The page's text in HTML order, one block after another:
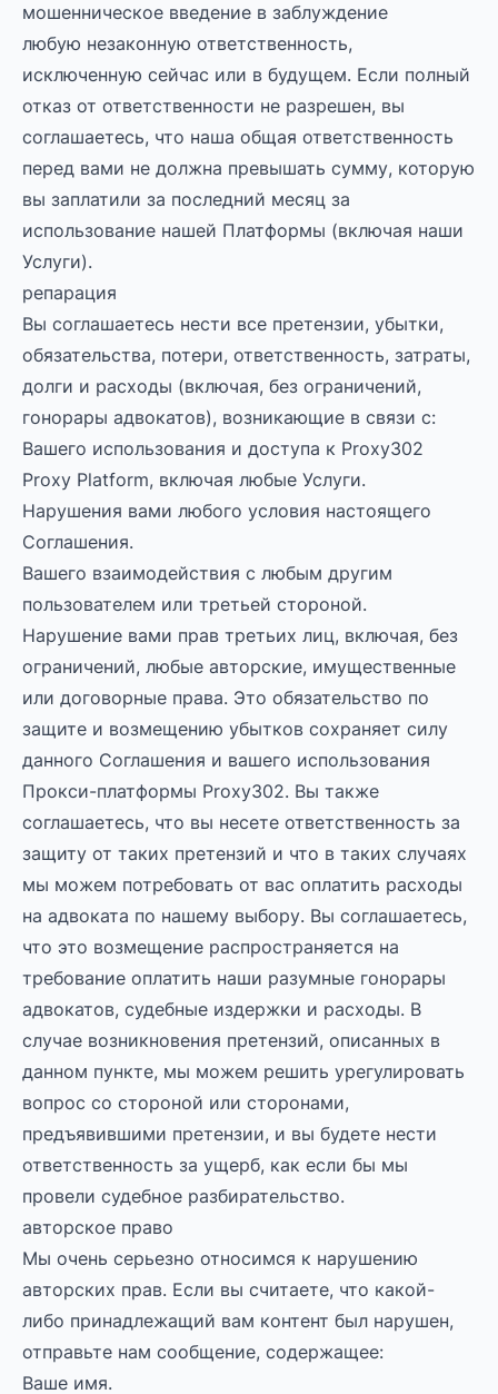
мошенническое введение в заблуждение
любую незаконную ответственность,
исключенную сейчас или в будущем. Если полный
отказ от ответственности не разрешен, вы
соглашаетесь, что наша общая ответственность
перед вами не должна превышать сумму, которую
вы заплатили за последний месяц за
использование нашей Платформы (включая наши
Услуги).
репарация
Вы соглашаетесь нести все претензии, убытки,
обязательства, потери, ответственность, затраты,
долги и расходы (включая, без ограничений,
гонорары адвокатов), возникающие в связи с:
Вашего использования и доступа к Proxy302
Proxy Platform, включая любые Услуги.
Нарушения вами любого условия настоящего
Соглашения.
Вашего взаимодействия с любым другим
пользователем или третьей стороной.
Нарушение вами прав третьих лиц, включая, без
ограничений, любые авторские, имущественные
или договорные права. Это обязательство по
защите и возмещению убытков сохраняет силу
данного Соглашения и вашего использования
Прокси-платформы Proxy302. Вы также
соглашаетесь, что вы несете ответственность за
защиту от таких претензий и что в таких случаях
мы можем потребовать от вас оплатить расходы
на адвоката по нашему выбору. Вы соглашаетесь,
что это возмещение распространяется на
требование оплатить наши разумные гонорары
адвокатов, судебные издержки и расходы. В
случае возникновения претензий, описанных в
данном пункте, мы можем решить урегулировать
вопрос со стороной или сторонами,
предъявившими претензии, и вы будете нести
ответственность за ущерб, как если бы мы
провели судебное разбирательство.
авторское право
Мы очень серьезно относимся к нарушению
авторских прав. Если вы считаете, что какой-
либо принадлежащий вам контент был нарушен,
отправьте нам сообщение, содержащее:
Ваше имя.